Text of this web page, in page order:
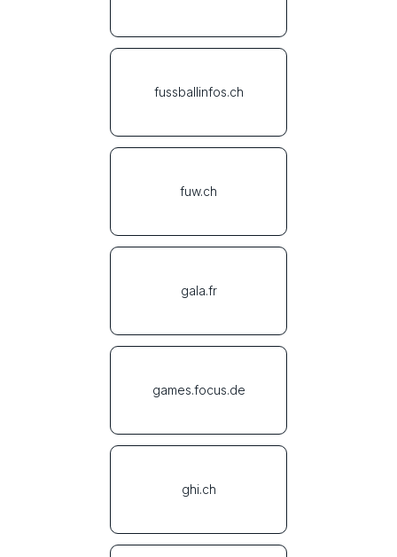
fussballinfos.ch
fuw.ch
gala.fr
games.focus.de
ghi.ch